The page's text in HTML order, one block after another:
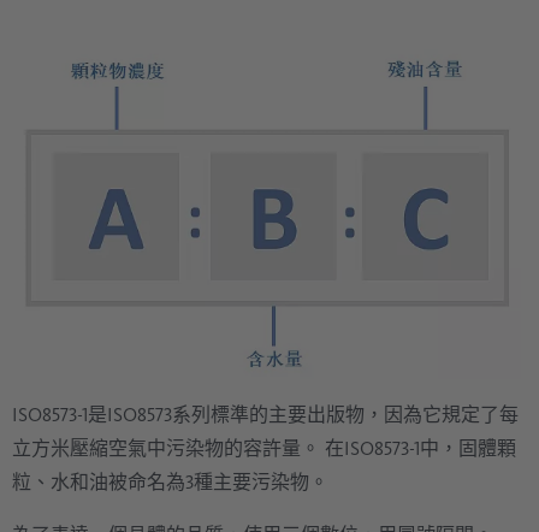
ISO8573-1是ISO8573系列標準的主要出版物，因為它規定了每
立方米壓縮空氣中污染物的容許量。 在ISO8573-1中，固體顆
粒、水和油被命名為3種主要污染物。